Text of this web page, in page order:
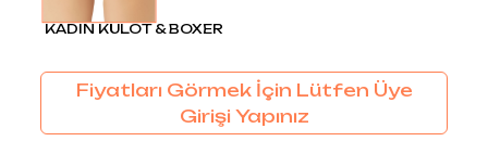
KADIN KÜLOT & BOXER
Fiyatları Görmek İçin Lütfen Üye
Girişi Yapınız